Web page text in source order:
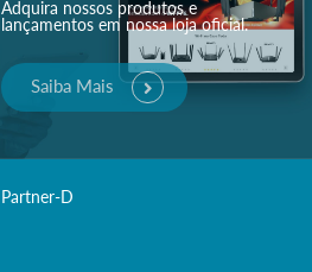
Adquira nossos produtos e
lançamentos em nossa loja oficial.
Saiba Mais
Partner-D